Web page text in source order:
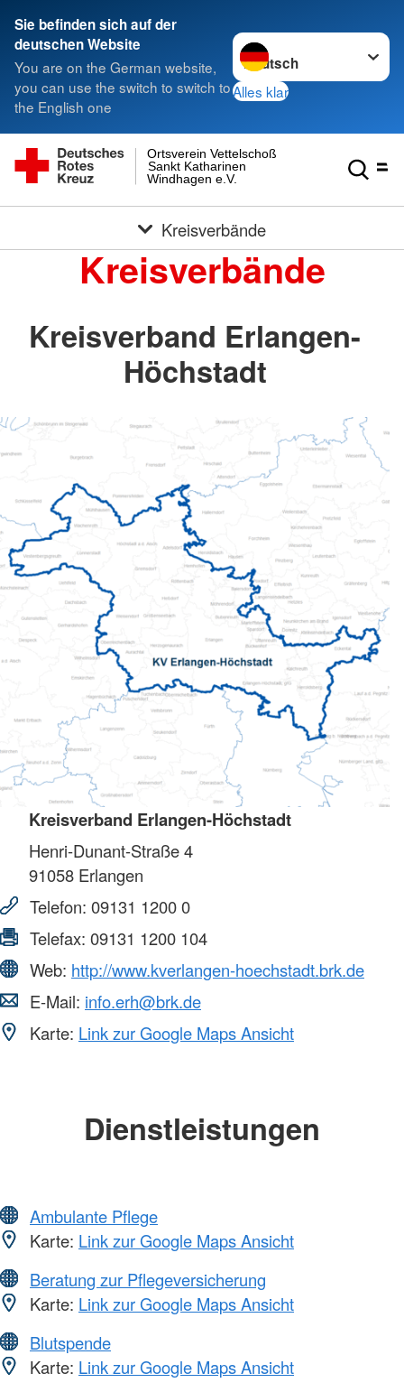
Sie befinden sich auf der
deutschen Website
You are on the German website,
you can use the switch to switch to
the English one
Sprache wechseln zu
Alles klar
Windhagen e.V.
Sankt Katharinen
Ortsverein Vettelschoß
Kreisverbände
Kreisverbände
Kreisverband Erlangen-
Höchstadt
Kreisverband Erlangen-Höchstadt
Henri-Dunant-Straße 4
91058 Erlangen
Telefon: 09131 1200 0
Telefax: 09131 1200 104
Web: http://www.kverlangen-hoechstadt.brk.de
E-Mail: info.erh@brk.de
Karte: Link zur Google Maps Ansicht
Dienstleistungen
Ambulante Pflege
Karte: Link zur Google Maps Ansicht
Beratung zur Pflegeversicherung
Karte: Link zur Google Maps Ansicht
Blutspende
Karte: Link zur Google Maps Ansicht